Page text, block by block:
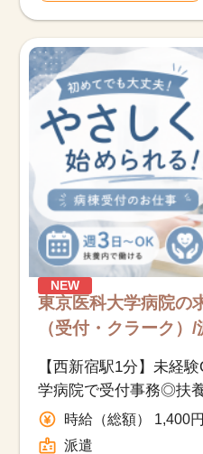
NEW
東京医科大学病院の
（受付・クラーク）/
【西新宿駅1分】未経
学病院で受付事務◎扶
通費全額・研修あり
時給（総額） 1,400円
派遣